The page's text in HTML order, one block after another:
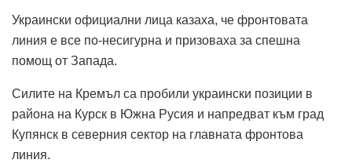
Украински официални лица казаха, че фронтовата
линия е все по-несигурна и призоваха за спешна
помощ от Запада.
Силите на Кремъл са пробили украински позиции в
района на Курск в Южна Русия и напредват към град
Купянск в северния сектор на главната фронтова
линия.